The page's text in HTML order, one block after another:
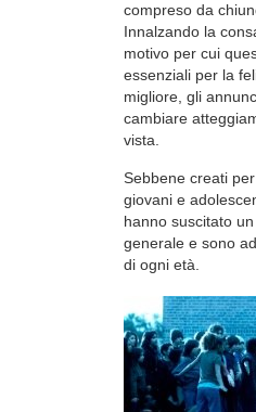
compreso da
Innalzando la
motivo per cui
essenziali per la
migliore, gli
cambiare
vista.
Sebbene creati
giovani e
hanno suscitato
generale e sono
di ogni età.